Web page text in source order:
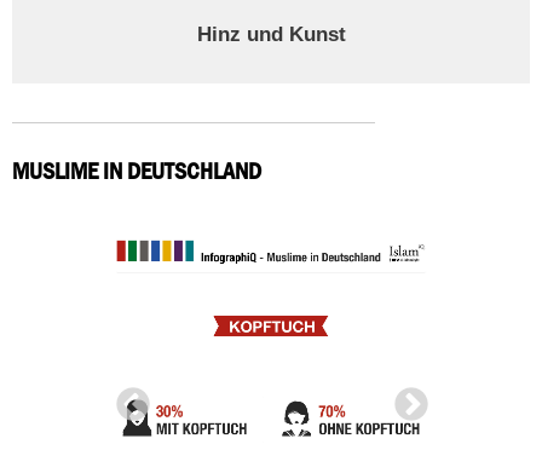
Hinz und Kunst
MUSLIME IN DEUTSCHLAND